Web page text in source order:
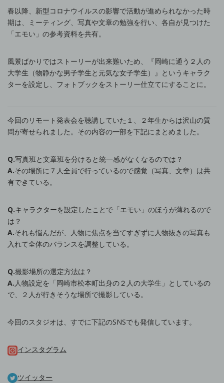
春以降、新型コロナウイルスの影響で活動が進められなかった時
期は、ミーティング、写真や文章の勉強を行い、各自が見つけた
「エモい」の参考資料を共有。
風景ばかりではストーリーが出来難いため、『岡崎に通う２人の
大学生（物静かな男子学生と元気な女子学生）』というキャラク
ターを設定し、フォトブックをストーリー仕立てにすることに。
今回のリモート発表会を聴講していた１、２年生からは沢山の質
問が寄せられました。その内容の一部を下記にまとめました。
Q.写真班と文章班を分けると統一感がなくなるのでは？
A.その場所に７人全員で行っているので感覚（写真、文章）は共
有できている。
Q.キャラクターを設定したことで「エモい」のほうが薄れるので
は？
A.それも悩んだが、人物に焦点を当てすぎずに人物抜きの写真も
入れて全体のバランスを調整している。
Q.撮影場所の選定方法は？
A.人物設定を「岡崎市松本町出身の２人の大学生」としているの
で、２人が行きそうな場所で撮影している。
今回のスタジオは、すでに下記のSNSでも発信しています。
インスタグラム
ツイッター